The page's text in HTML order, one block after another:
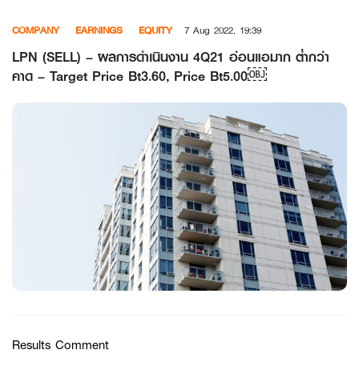
content
COMPANY EARNINGS EQUITY 7 Aug 2022, 19:39
LPN (SELL) – ผลการดำเนินงาน 4Q21 อ่อนแอมาก ต่ำกว่า
คาด – Target Price Bt3.60, Price Bt5.00￼
Results Comment